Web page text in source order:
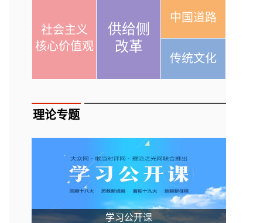
社会主义
核心价值观
供给侧
改革
中国道路
传统文化
理论专题
学习公开课